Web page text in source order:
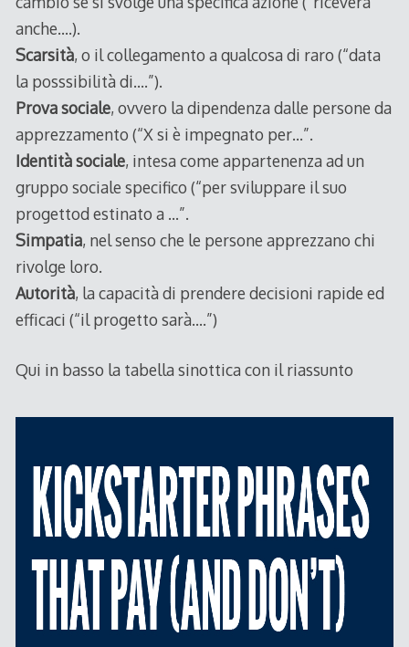
anche….).
Scarsità, o il collegamento a qualcosa di raro (“data
la posssibilità di….”).
Prova sociale, ovvero la dipendenza dalle persone da
apprezzamento (“X si è impegnato per…”.
Identità sociale, intesa come appartenenza ad un
gruppo sociale specifico (“per sviluppare il suo
progettod estinato a …”.
Simpatia, nel senso che le persone apprezzano chi
rivolge loro.
Autorità, la capacità di prendere decisioni rapide ed
efficaci (“il progetto sarà….”)
Qui in basso la tabella sinottica con il riassunto